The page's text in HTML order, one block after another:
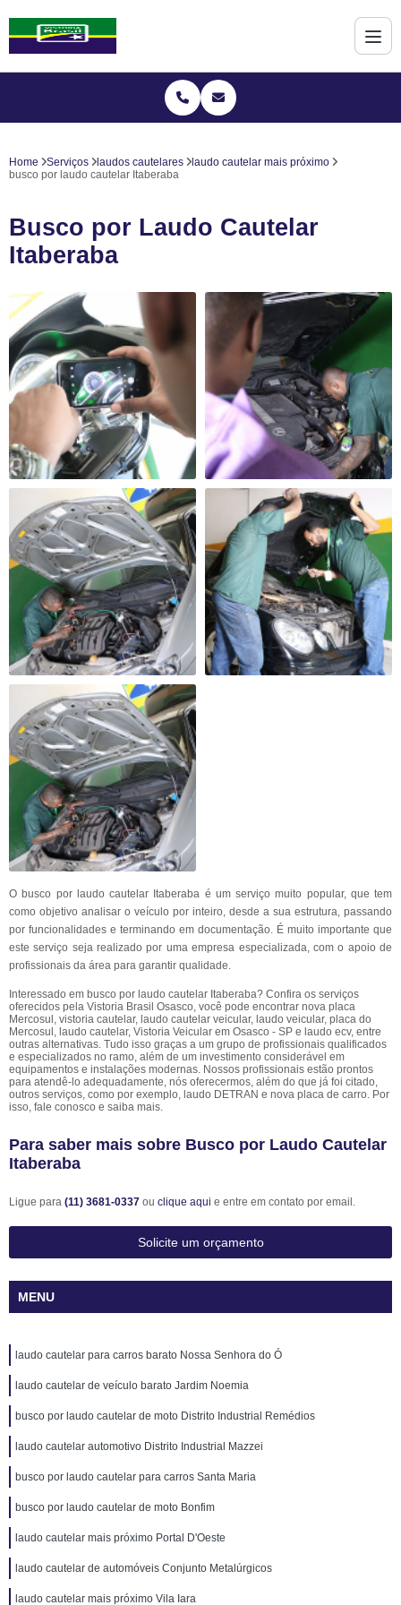
Home Serviços laudos cautelares
laudo cautelar mais próximo
busco por laudo cautelar Itaberaba
Busco por Laudo Cautelar
Itaberaba
O busco por laudo cautelar Itaberaba é um serviço muito popular, que tem
como objetivo analisar o veículo por inteiro, desde a sua estrutura, passando
por funcionalidades e terminando em documentação. É muito importante que
este serviço seja realizado por uma empresa especializada, com o apoio de
profissionais da área para garantir qualidade.
Interessado em busco por laudo cautelar Itaberaba? Confira os serviços
oferecidos pela Vistoria Brasil Osasco, você pode encontrar nova placa
Mercosul, vistoria cautelar, laudo cautelar veicular, laudo veicular, placa do
Mercosul, laudo cautelar, Vistoria Veicular em Osasco - SP e laudo ecv, entre
outras alternativas. Tudo isso graças a um grupo de profissionais qualificados
e especializados no ramo, além de um investimento considerável em
equipamentos e instalações modernas. Nossos profissionais estão prontos
para atendê-lo adequadamente, nós oferecermos, além do que já foi citado,
outros serviços, como por exemplo, laudo DETRAN e nova placa de carro. Por
isso, fale conosco e saiba mais.
Para saber mais sobre Busco por Laudo Cautelar
Itaberaba
Ligue para (11) 3681-0337 ou clique aqui e entre em contato por email.
Solicite um orçamento
MENU
laudo cautelar para carros barato Nossa Senhora do Ó
laudo cautelar de veículo barato Jardim Noemia
busco por laudo cautelar de moto Distrito Industrial Remédios
laudo cautelar automotivo Distrito Industrial Mazzei
busco por laudo cautelar para carros Santa Maria
busco por laudo cautelar de moto Bonfim
laudo cautelar mais próximo Portal D'Oeste
laudo cautelar de automóveis Conjunto Metalúrgicos
laudo cautelar mais próximo Vila Iara